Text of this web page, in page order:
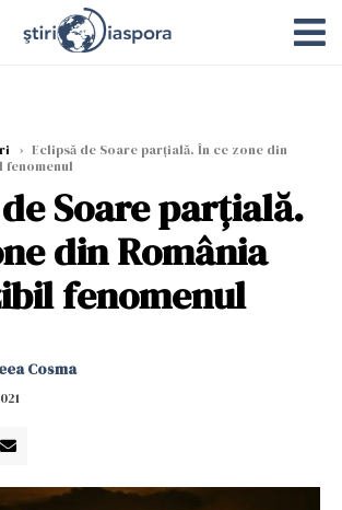
› Eclipsă de Soare parţială. În ce zone din
fenomenul
Soare parţială.
din România
fenomenul
Cosma